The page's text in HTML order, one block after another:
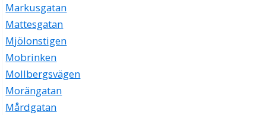
Markusgatan
Mattesgatan
Mjölonstigen
Mobrinken
Mollbergsvägen
Morängatan
Mårdgatan